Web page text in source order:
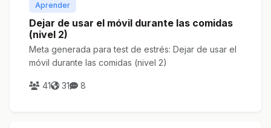
Aprender
Dejar de usar el móvil durante las comidas
(nivel 2)
Meta generada para test de estrés: Dejar de usar el
móvil durante las comidas (nivel 2)
41 31 8